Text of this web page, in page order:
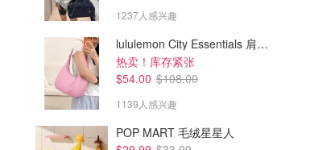
$3780.00
Khaite Elena 铆钉皮革单肩包
宁艺卓同款！
$1827.00
Khaite Elena 小号铆钉皮革托
特包
Mytheresa
1237人感兴趣
lululemon City Essentials 肩背包 4L
热卖！库存紧张
$54.00 $108.00
1139人感兴趣
POP MART 毛绒星星人